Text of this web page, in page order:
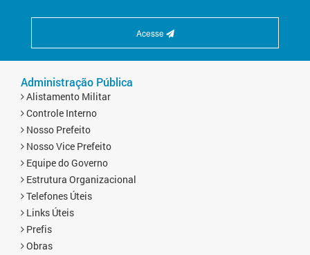
Acesse
Administração Pública
Alistamento Militar
Controle Interno
Nosso Prefeito
Nosso Vice Prefeito
Equipe do Governo
Estrutura Organizacional
Telefones Úteis
Links Úteis
Prefis
Obras